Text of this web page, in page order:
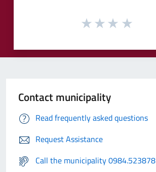
Contact municipality
Read frequently asked questions
Request Assistance
Call the municipality 0984.523878